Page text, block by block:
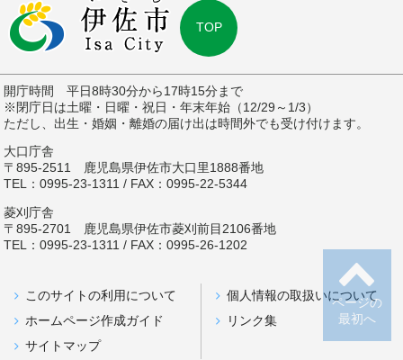
ページの
最初へ
TOP
開庁時間 平日8時30分から17時15分まで
※閉庁日は土曜・日曜・祝日・年末年始（12/29～1/3）
ただし、出生・婚姻・離婚の届け出は時間外でも受け付けます。
大口庁舎
〒895-2511 鹿児島県伊佐市大口里1888番地
TEL：0995-23-1311 / FAX：0995-22-5344
菱刈庁舎
〒895-2701 鹿児島県伊佐市菱刈前目2106番地
TEL：0995-23-1311 / FAX：0995-26-1202
このサイトの利用について
個人情報の取扱いについて
ホームページ作成ガイド
リンク集
サイトマップ